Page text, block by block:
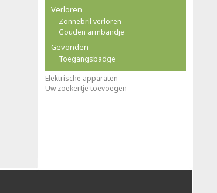
Verloren
Zonnebril verloren
Gouden armbandje
Gevonden
Toegangsbadge
Elektrische apparaten
Uw zoekertje toevoegen